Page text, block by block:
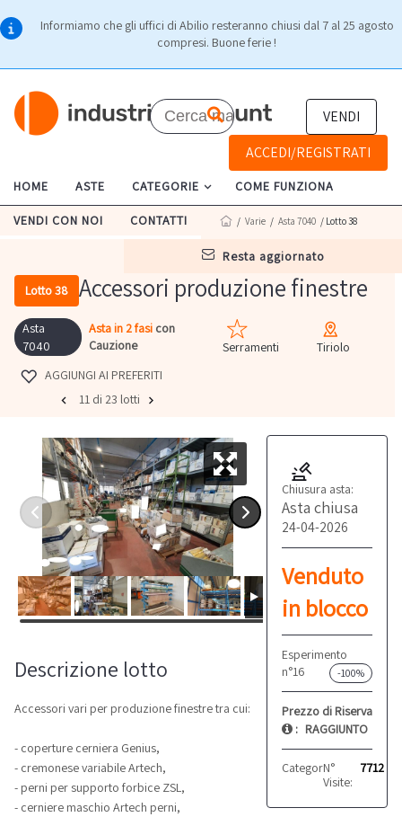
Informiamo che gli uffici di Abilio resteranno chiusi dal 7 al 25 agosto
compresi. Buone ferie !
VENDI
ACCEDI/REGISTRATI
HOME ASTE CATEGORIE COME FUNZIONA
VENDI CON NOI CONTATTI
resta aggiornato
/ Varie / Asta 7040 / Lotto 38
Lotto 38 Accessori produzione finestre
Asta
7040
Asta in 2 fasi con
Cauzione
Serramenti
Tiriolo
AGGIUNGI AI PREFERITI
11 di 23 lotti
Chiusura asta:
Asta chiusa
24-04-2026
Venduto
in blocco
Esperimento
n°16
-100%
Prezzo di Riserva
: RAGGIUNTO
Categoria: Serramenti
N°
Visite:
7712
Descrizione lotto
Accessori vari per produzione finestre tra cui:
- coperture cerniera Genius,
- cremonese variabile Artech,
- perni per supporto forbice ZSL,
- cerniere maschio Artech perni,